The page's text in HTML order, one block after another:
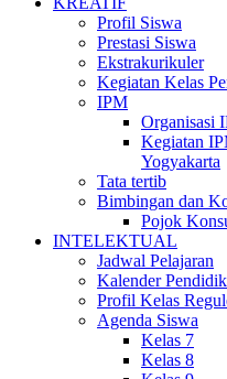
Profil Siswa
Prestasi Siswa
Ekstrakurikuler
Kegiatan Kelas
IPM
Organisasi
Kegiatan
Yogyakarta
Tata tertib
Bimbingan dan
Pojok
INTELEKTUAL
Jadwal Pelajaran
Kalender
Profil Kelas
Agenda Siswa
Kelas 7
Kelas 8